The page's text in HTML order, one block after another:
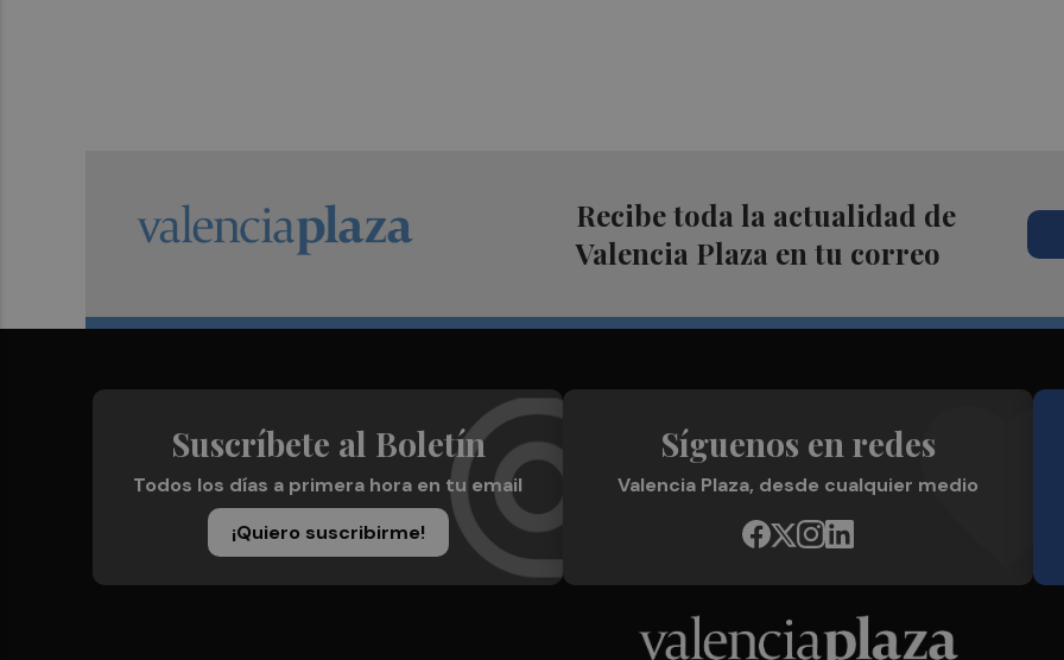
Recibe toda la actualidad de
Valencia Plaza en tu correo
Suscríbete al Boletín
Todos los días a primera hora en tu email
¡Quiero suscribirme!
Síguenos en redes
Valencia Plaza, desde cualquier medio